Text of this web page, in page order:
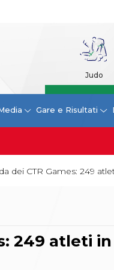
Judo
Gare e Risultati
dei CTR Games: 249
249 atleti